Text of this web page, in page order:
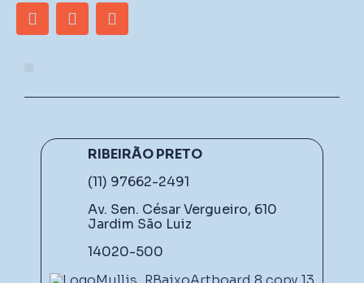
RIBEIRÃO PRETO
(11) 97662-2491
Av. Sen. César Vergueiro, 610
Jardim São Luiz
14020-500